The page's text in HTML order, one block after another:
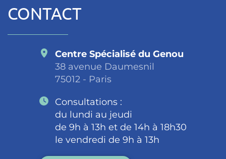
CONTACT
Centre Spécialisé du Genou
38 avenue Daumesnil
75012 - Paris
Consultations :
du lundi au jeudi
de 9h à 13h et de 14h à 18h30
le vendredi de 9h à 13h